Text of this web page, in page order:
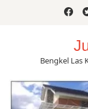
Bengkel Las